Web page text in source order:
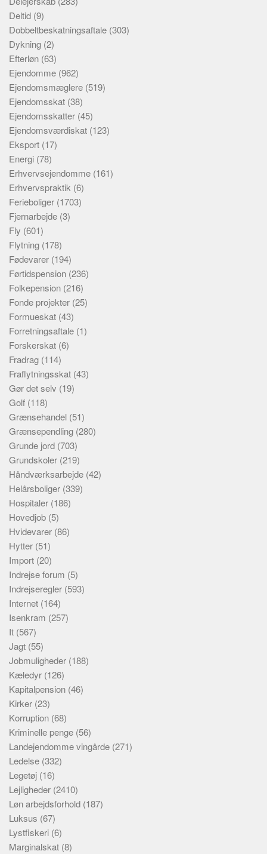
Deltid (9)
Dobbeltbeskatningsaftale (303)
Dykning (2)
Efterløn (63)
Ejendomme (962)
Ejendomsmæglere (519)
Ejendomsskat (38)
Ejendomsskatter (45)
Ejendomsværdiskat (123)
Eksport (17)
Energi (78)
Erhvervsejendomme (161)
Erhvervspraktik (6)
Ferieboliger (1703)
Fjernarbejde (3)
Fly (601)
Flytning (178)
Fødevarer (194)
Førtidspension (236)
Folkepension (216)
Fonde projekter (25)
Formueskat (43)
Forretningsaftale (1)
Forskerskat (6)
Fradrag (114)
Fraflytningsskat (43)
Gør det selv (19)
Golf (118)
Grænsehandel (51)
Grænsependling (280)
Grunde jord (703)
Grundskoler (219)
Håndværksarbejde (42)
Helårsboliger (339)
Hospitaler (186)
Hovedjob (5)
Hvidevarer (86)
Hytter (51)
Import (20)
Indrejse forum (5)
Indrejseregler (593)
Internet (164)
Isenkram (257)
It (567)
Jagt (55)
Jobmuligheder (188)
Kæledyr (126)
Kapitalpension (46)
Kirker (23)
Korruption (68)
Kriminelle penge (56)
Landejendomme vingårde (271)
Ledelse (332)
Legetøj (16)
Lejligheder (2410)
Løn arbejdsforhold (187)
Luksus (67)
Lystfiskeri (6)
Marginalskat (8)